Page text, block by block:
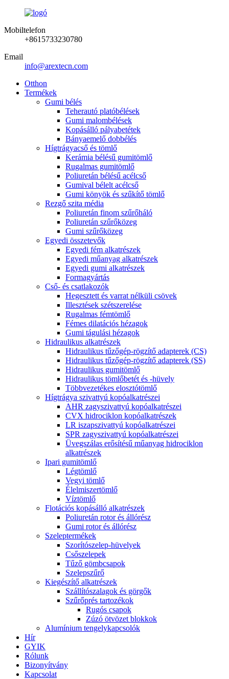
Mobiltelefon
+8615733230780
Email
info@arextecn.com
Otthon
Termékek
Gumi bélés
Teherautó platóbélések
Gumi malombélések
Kopásálló pályabetétek
Bányaemelő dobbélés
Hígtrágyacső és tömlő
Kerámia bélésű gumitömlő
Rugalmas gumitömlő
Poliuretán bélésű acélcső
Gumival bélelt acélcső
Gumi könyök és szűkítő tömlő
Rezgő szita média
Poliuretán finom szűrőháló
Poliuretán szűrőközeg
Gumi szűrőközeg
Egyedi összetevők
Egyedi fém alkatrészek
Egyedi műanyag alkatrészek
Egyedi gumi alkatrészek
Formagyártás
Cső- és csatlakozók
Hegesztett és varrat nélküli csövek
Illesztések szétszerelése
Rugalmas fémtömlő
Fémes dilatációs hézagok
Gumi tágulási hézagok
Hidraulikus alkatrészek
Hidraulikus tűzőgép-rögzítő adapterek (CS)
Hidraulikus tűzőgép-rögzítő adapterek (SS)
Hidraulikus gumitömlő
Hidraulikus tömlőbetét és -hüvely
Többvezetékes elosztótömlő
Hígtrágya szivattyú kopóalkatrészei
AHR zagyszivattyú kopóalkatrészei
CVX hidrociklon kopóalkatrészek
LR iszapszivattyú kopóalkatrészei
SPR zagyszivattyú kopóalkatrészei
Üvegszálas erősítésű műanyag hidrociklon
alkatrészek
Ipari gumitömlő
Légtömlő
Vegyi tömlő
Élelmiszertömlő
Víztömlő
Flotációs kopásálló alkatrészek
Poliuretán rotor és állórész
Gumi rotor és állórész
Szeleptermékek
Szorítószelep-hüvelyek
Csőszelepek
Tűző gömbcsapok
Szelepszűrő
Kiegészítő alkatrészek
Szállítószalagok és görgők
Szűrőprés tartozékok
Rugós csapok
Zúzó ötvözet blokkok
Alumínium tengelykapcsolók
Hír
GYIK
Rólunk
Bizonyítvány
Kapcsolat